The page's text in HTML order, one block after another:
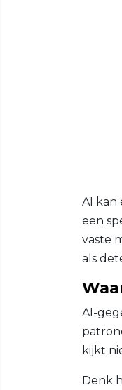
AI kan
een
vaste
als
AI-
kijkt
Denk